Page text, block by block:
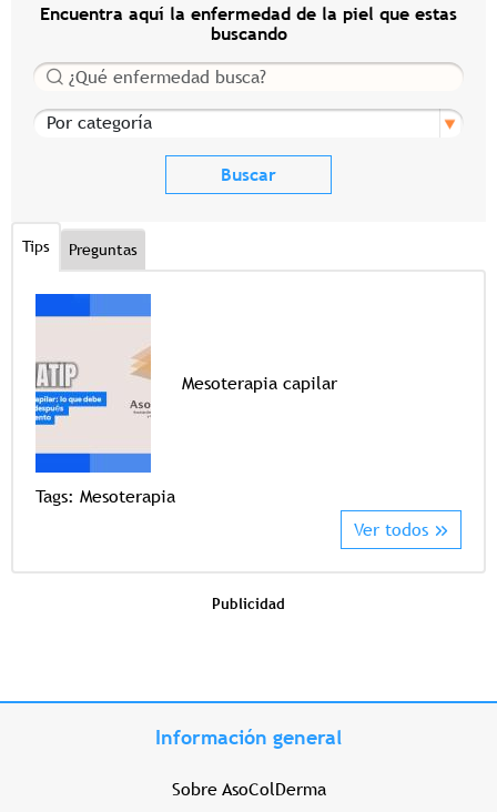
Encuentra aquí la enfermedad de la piel que estas
buscando
Buscar
Por categoría
Tips Preguntas
Mesoterapia capilar
Tags: Mesoterapia
Ver todos
Publicidad
Información general
Sobre AsoColDerma